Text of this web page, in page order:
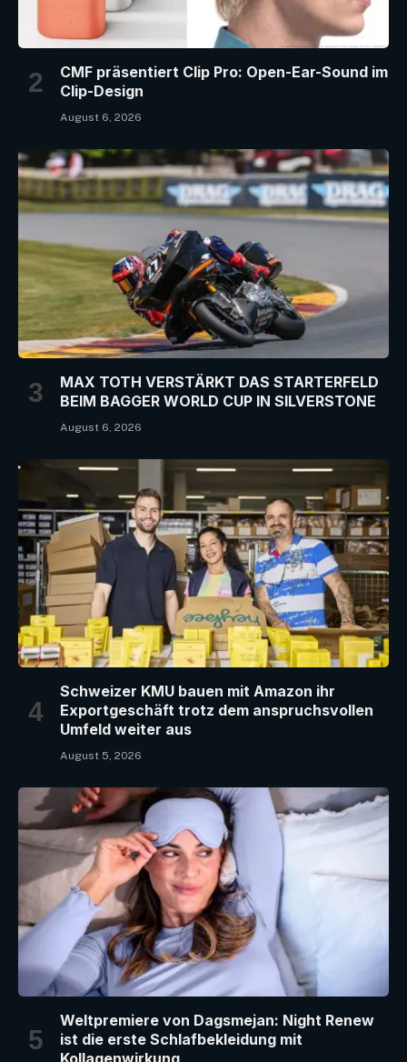
CMF präsentiert Clip Pro: Open-Ear-Sound im
Clip-Design
August 6, 2026
MAX TOTH VERSTÄRKT DAS STARTERFELD
BEIM BAGGER WORLD CUP IN SILVERSTONE
August 6, 2026
Schweizer KMU bauen mit Amazon ihr
Exportgeschäft trotz dem anspruchsvollen
Umfeld weiter aus
August 5, 2026
Weltpremiere von Dagsmejan: Night Renew
ist die erste Schlafbekleidung mit
Kollagenwirkung